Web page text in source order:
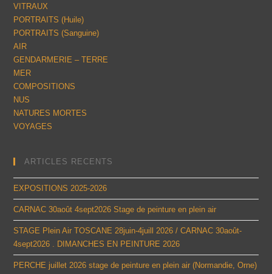
VITRAUX
PORTRAITS (Huile)
PORTRAITS (Sanguine)
AIR
GENDARMERIE – TERRE
MER
COMPOSITIONS
NUS
NATURES MORTES
VOYAGES
ARTICLES RECENTS
EXPOSITIONS 2025-2026
CARNAC 30août 4sept2026 Stage de peinture en plein air
STAGE Plein Air TOSCANE 28juin-4juill 2026 / CARNAC 30août-
4sept2026 . DIMANCHES EN PEINTURE 2026
PERCHE juillet 2026 stage de peinture en plein air (Normandie, Orne)